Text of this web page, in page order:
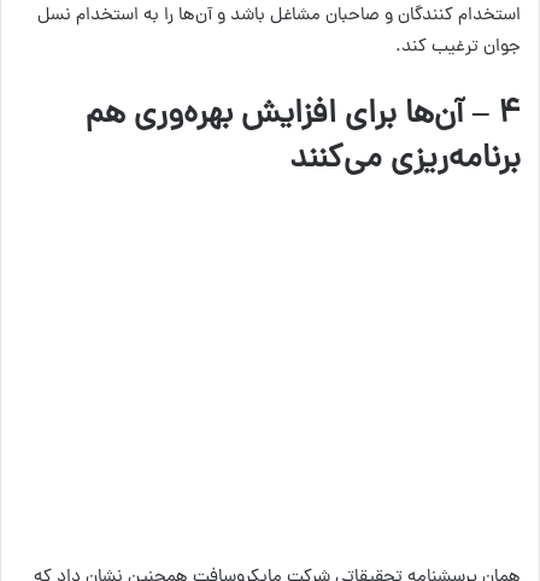
استخدام کنندگان و صاحبان مشاغل باشد و آن‌ها را به استخدام نسل
جوان ترغیب کند.
۴ – آن‌ها برای افزایش بهره‌وری هم
برنامه‌ریزی می‌کنند